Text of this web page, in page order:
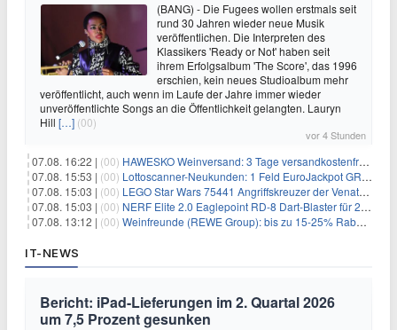
(BANG) - Die Fugees wollen erstmals seit
rund 30 Jahren wieder neue Musik
veröffentlichen. Die Interpreten des
Klassikers 'Ready or Not' haben seit
ihrem Erfolgsalbum 'The Score', das 1996
erschien, kein neues Studioalbum mehr
veröffentlicht, auch wenn im Laufe der Jahre immer wieder
unveröffentlichte Songs an die Öffentlichkeit gelangten. Lauryn
Hill […] (00)
vor 4 Stunden
07.08. 16:22 | (00) HAWESKO Weinversand: 3 Tage versandkostenfrei bestellen (MBW 25€)
07.08. 15:53 | (00) Lottoscanner-Neukunden: 1 Feld EuroJackpot GRATIS spielen
07.08. 15:03 | (00) LEGO Star Wars 75441 Angriffskreuzer der Venator-Klasse für 50,25€
07.08. 15:03 | (00) NERF Elite 2.0 Eaglepoint RD-8 Dart-Blaster für 20,49€
07.08. 13:12 | (00) Weinfreunde (REWE Group): bis zu 15-25% Rabatt je nach Anzahl der Flaschen
IT-NEWS
Bericht: iPad-Lieferungen im 2. Quartal 2026
um 7,5 Prozent gesunken